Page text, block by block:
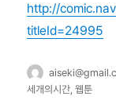
http://
titleId=24995
글
쓴
세개의시간,웹툰